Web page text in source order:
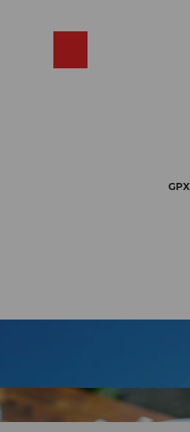
GPX